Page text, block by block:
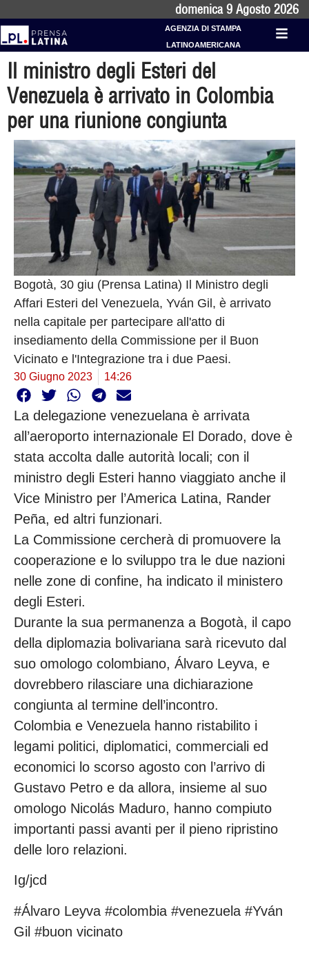
domenica 9 Agosto 2026
AGENZIA DI STAMPA
LATINOAMERICANA
Il ministro degli Esteri del
Venezuela è arrivato in Colombia
per una riunione congiunta
Bogotà, 30 giu (Prensa Latina) Il Ministro degli
Affari Esteri del Venezuela, Yván Gil, è arrivato
nella capitale per partecipare all'atto di
insediamento della Commissione per il Buon
Vicinato e l'Integrazione tra i due Paesi.
30 Giugno 2023 14:26
La delegazione venezuelana è arrivata
all’aeroporto internazionale El Dorado, dove è
stata accolta dalle autorità locali; con il
ministro degli Esteri hanno viaggiato anche il
Vice Ministro per l’America Latina, Rander
Peña, ed altri funzionari.
La Commissione cercherà di promuovere la
cooperazione e lo sviluppo tra le due nazioni
nelle zone di confine, ha indicato il ministero
degli Esteri.
Durante la sua permanenza a Bogotà, il capo
della diplomazia bolivariana sarà ricevuto dal
suo omologo colombiano, Álvaro Leyva, e
dovrebbero rilasciare una dichiarazione
congiunta al termine dell’incontro.
Colombia e Venezuela hanno ristabilito i
legami politici, diplomatici, commerciali ed
economici lo scorso agosto con l’arrivo di
Gustavo Petro e da allora, insieme al suo
omologo Nicolás Maduro, hanno compiuto
importanti passi avanti per il pieno ripristino
delle loro relazioni.
Ig/jcd
#Álvaro Leyva #colombia #venezuela #Yván
Gil #buon vicinato